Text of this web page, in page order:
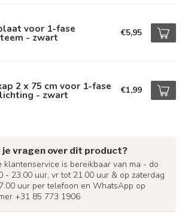
voor 1-fase
- zwart €5,95
2 x 75 cm voor 1-fase
- zwart €1,99
je vragen over dit product?
klantenservice is bereikbaar van ma - do
- 23.00 uur, vr tot 21.00 uur & op zaterdag
uur per telefoon en WhatsApp op
+31 85 773 1906